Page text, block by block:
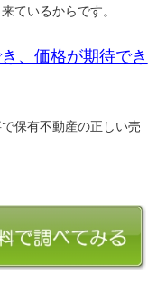
ているからです。
、価格が期待でき
保有不動産の正しい売